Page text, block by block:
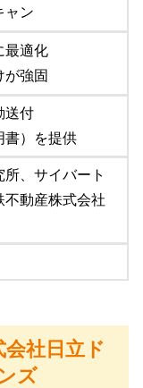
ャン
最適化
が強固
送付
書）を提供
、サイバート
不動産株式会社
社日立ド
ズ